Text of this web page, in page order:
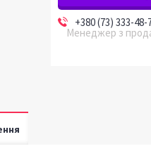
+380 (73) 333-48-
Менеджер з